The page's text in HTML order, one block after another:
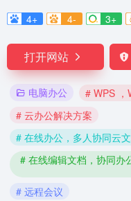
4+
4- 3+
打开网站
电脑办公
# WPS ，
# 云办公解决方案
# 在线办公，多人协同云
# 在线编辑文档，协同办
# 远程会议